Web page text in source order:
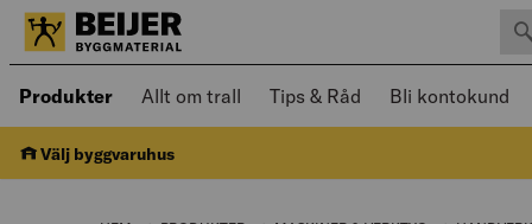
Produkter Öppnad meny kan navigeras med
Allt om trall Tips & Råd Bli kontokund
Välj byggvaruhus